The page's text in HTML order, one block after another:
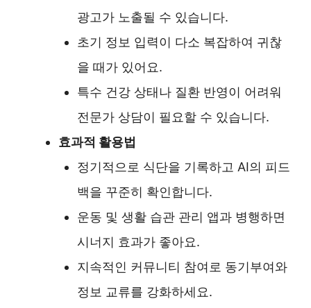
광고가 노출될 수 있습니다.
초기 정보 입력이 다소 복잡하여 귀찮
을 때가 있어요.
특수 건강 상태나 질환 반영이 어려워
전문가 상담이 필요할 수 있습니다.
효과적 활용법
정기적으로 식단을 기록하고 AI의 피드
백을 꾸준히 확인합니다.
운동 및 생활 습관 관리 앱과 병행하면
시너지 효과가 좋아요.
지속적인 커뮤니티 참여로 동기부여와
정보 교류를 강화하세요.